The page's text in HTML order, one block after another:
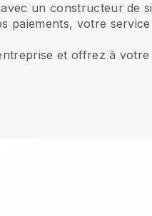
un constructeur
paiements, votre
et offrez à